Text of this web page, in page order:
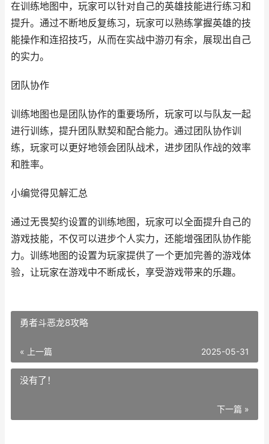
在训练地图中，玩家可以针对自己的英雄技能进行练习和
提升。通过不断地反复练习，玩家可以熟练掌握英雄的技
能操作和连招技巧，从而在实战中游刃有余，展现出自己
的实力。
团队协作
训练地图也是团队协作的重要场所，玩家可以与队友一起
进行训练，提升团队默契和配合能力。通过团队协作训
练，玩家可以更好地领会团队战术，进步团队作战的效率
和胜率。
小编觉得见解汇总
通过无畏契约设置的训练地图，玩家可以全面提升自己的
游戏技能，不仅可以进步个人实力，还能增强团队协作能
力。训练地图的设置为玩家提供了一个更加完善的游戏体
验，让玩家在游戏中不断成长，享受游戏带来的乐趣。
勇者斗恶龙8攻略
« 上一篇 2025-05-31
没有了！
下一篇 »